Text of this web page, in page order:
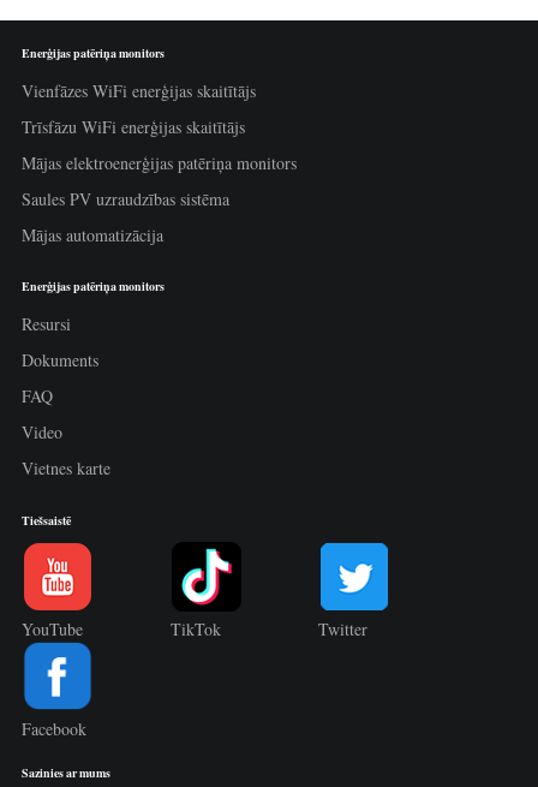
Enerģijas patēriņa monitors
Vienfāzes WiFi enerģijas skaitītājs
Trīsfāzu WiFi enerģijas skaitītājs
Mājas elektroenerģijas patēriņa monitors
Saules PV uzraudzības sistēma
Mājas automatizācija
Enerģijas patēriņa monitors
Resursi
Dokuments
FAQ
Video
Vietnes karte
Tiešsaistē
YouTube TikTok Twitter
Facebook
Sazinies ar mums